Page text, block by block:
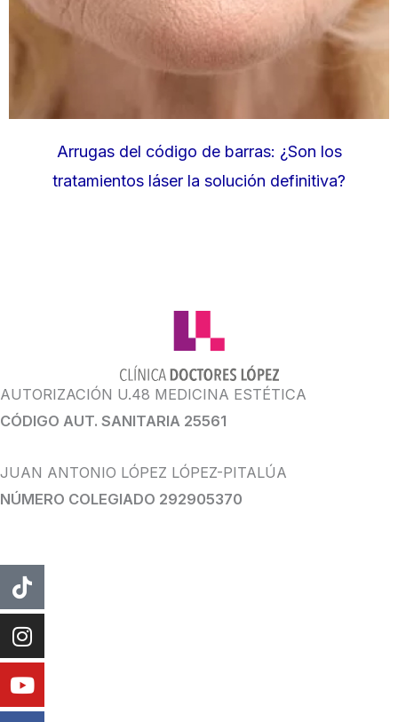
Arrugas del código de barras: ¿Son los
tratamientos láser la solución definitiva?
AUTORIZACIÓN U.48 MEDICINA ESTÉTICA
CÓDIGO AUT. SANITARIA 25561
JUAN ANTONIO LÓPEZ LÓPEZ-PITALÚA
NÚMERO COLEGIADO 292905370
Tiktok
Instagram
Youtube
Facebook
Whatsapp